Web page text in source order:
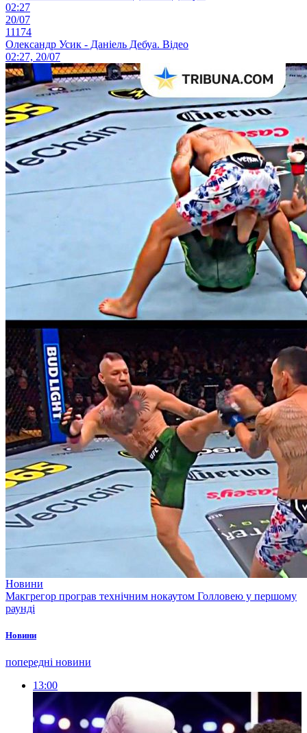
02:27
20/07
11174
Олександр Усик - Даніель Дебуа. Відео
02:27, 20/07
Новини
Макгрегор програв технічним нокаутом Голловею у першому
раунді
Новини
попередні новини
13:00